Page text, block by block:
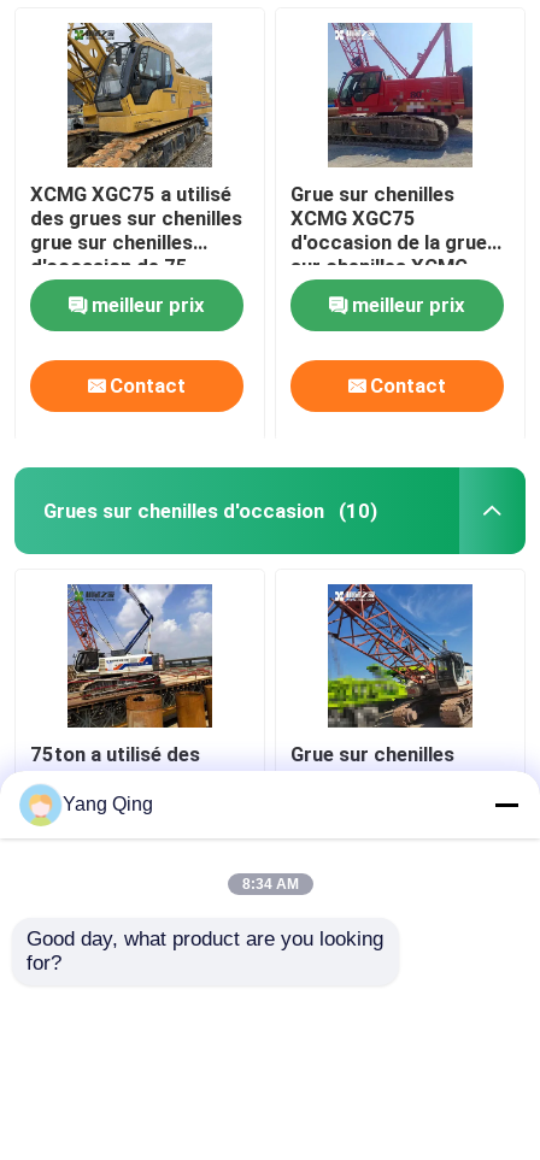
XCMG XGC75 a utilisé
des grues sur chenilles
grue sur chenilles
d'occasion de 75
tonnes MOY 2018
meilleur prix
Contact
Grue sur chenilles
XCMG XGC75
d'occasion de la grue
sur chenilles XCMG
utilisée 75 tonnes
meilleur prix
Contact
Grues sur chenilles d'occasion (10)
75ton a utilisé des
grues de chenille
d'occasion Zoomlion
ZCC750V
Contact
Grue sur chenilles
Zoomlion QUY80 80
Contact
Yang Qing
8:34 AM
Good day, what product are you looking
for?